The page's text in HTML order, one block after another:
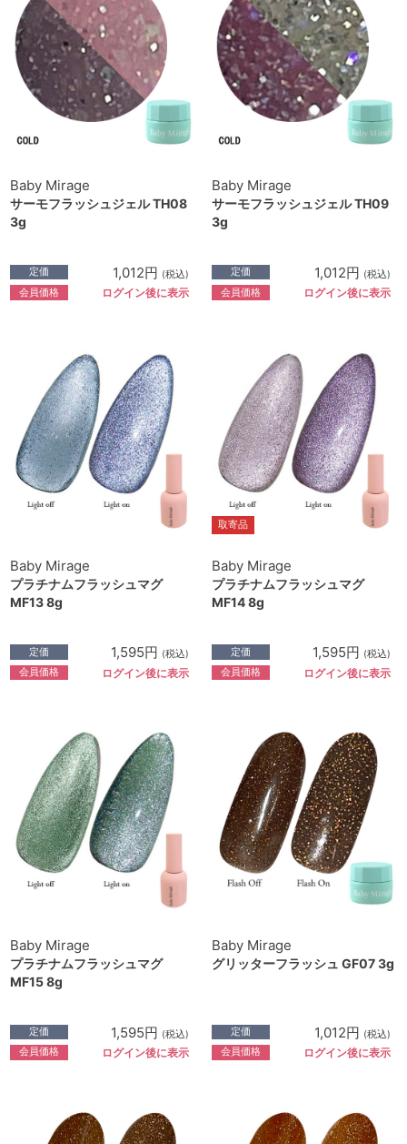
Baby Mirage
サーモフラッシュジェル TH08
3g
定価 1,012円 (税込)
会員価格 ログイン後に表示
Baby Mirage
サーモフラッシュジェル TH09
3g
定価 1,012円 (税込)
会員価格 ログイン後に表示
Baby Mirage
プラチナムフラッシュマグ
MF13 8g
定価 1,595円 (税込)
会員価格 ログイン後に表示
取寄品
Baby Mirage
プラチナムフラッシュマグ
MF14 8g
定価 1,595円 (税込)
会員価格 ログイン後に表示
Baby Mirage
プラチナムフラッシュマグ
MF15 8g
定価 1,595円 (税込)
会員価格 ログイン後に表示
Baby Mirage
グリッターフラッシュ GF07 3g
定価 1,012円 (税込)
会員価格 ログイン後に表示